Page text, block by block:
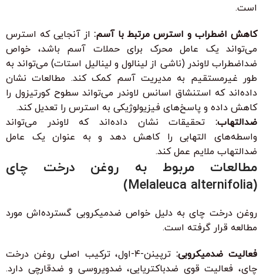
است.
کاهش اضطراب و استرس مرتبط با آسم: از آنجایی که استرس
می‌تواند یک عامل محرک برای حملات آسم باشد، خواص
ضداضطراب لاوندر (ناشی از لینالول و لینالیل استات) می‌تواند به
طور غیرمستقیم به مدیریت آسم کمک کند. مطالعات نشان
داده‌اند که استنشاق اسانس لاوندر می‌تواند سطوح کورتیزول را
کاهش داده و پاسخ‌های فیزیولوژیکی به استرس را تعدیل کند.
ضدالتهاب: تحقیقات نشان داده‌اند که لاوندر می‌تواند
واسطه‌های التهابی را کاهش دهد و به عنوان یک عامل
ضدالتهاب ملایم عمل کند.
مطالعات مربوط به روغن درخت چای
(Melaleuca alternifolia)
روغن درخت چای به دلیل خواص ضدمیکروبی گسترده‌اش مورد
مطالعه قرار گرفته است.
فعالیت ضدمیکروبی:
ترپینن-۴-اول، ترکیب اصلی روغن درخت
چای، فعالیت قوی ضدباکتریایی، ضدویروسی و ضدقارچی دارد.